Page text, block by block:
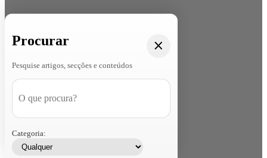
Procurar
Pesquise artigos, secções e conteúdos
Categoria: